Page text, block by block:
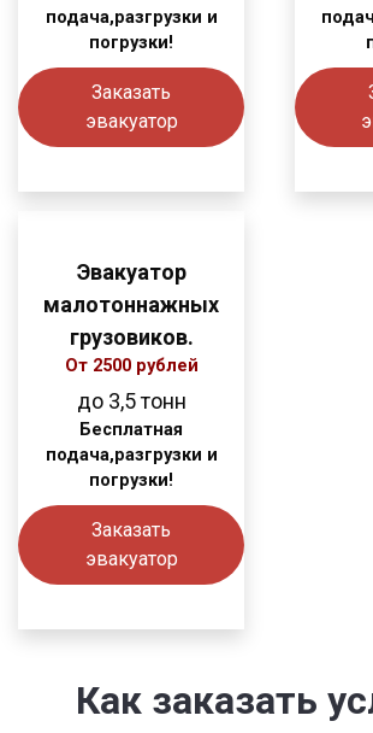
подача,разгрузки и
погрузки!
Заказать
эвакуатор
Эвакуатор
малотоннажных
грузовиков.
От 2500 рублей
до 3,5 тонн
Бесплатная
подача,разгрузки и
погрузки!
Заказать
эвакуатор
Как заказать